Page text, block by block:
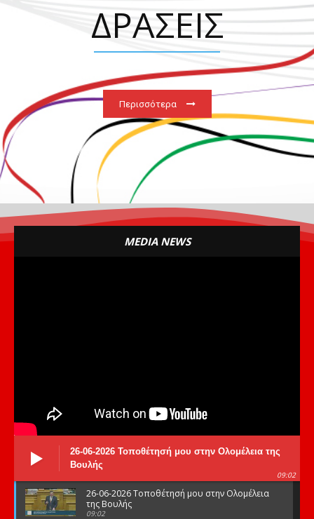
ΔΡΑΣΕΙΣ
Περισσότερα
MEDIA NEWS
26-06-2026 Τοποθέτησή μου στην Ολομέλεια της
Βουλής
09:02
26-06-2026 Τοποθέτησή μου στην Ολομέλεια
της Βουλής
09:02